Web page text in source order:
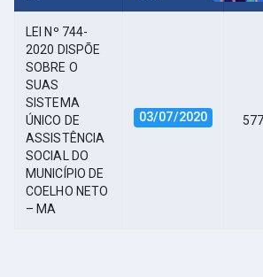
LEI Nº 744-
2020 DISPÕE
SOBRE O
SUAS
SISTEMA
ÚNICO DE
ASSISTÊNCIA
SOCIAL DO
MUNICÍPIO DE
COELHO NETO
– MA
03/07/2020